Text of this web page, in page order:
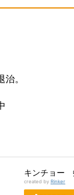
。
キンチョー
created by Rinker